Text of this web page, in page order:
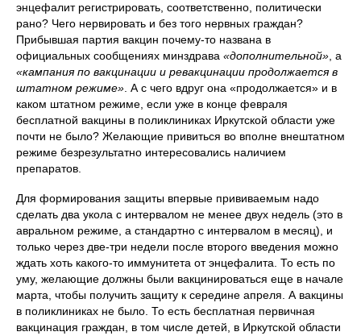
энцефалит регистрировать, соответственно, политически
рано? Чего нервировать и без того нервных граждан?
Прибывшая партия вакцин почему-то названа в
официальных сообщениях минздрава «дополнительной» , а
«кампания по вакцинации и ревакцинации продолжается в
штатном режиме» . А с чего вдруг она «продолжается» и в
каком штатном режиме, если уже в конце февраля
бесплатной вакцины в поликлиниках Иркутской области уже
почти не было? Желающие привиться во вполне внештатном
режиме безрезультатно интересовались наличием
препаратов.
Для формирования защиты впервые прививаемым надо
сделать два укола с интервалом не менее двух недель (это в
авральном режиме, а стандартно с интервалом в месяц), и
только через две-три недели после второго введения можно
ждать хоть какого-то иммунитета от энцефалита. То есть по
уму, желающие должны были вакцинироваться еще в начале
марта, чтобы получить защиту к середине апреля. А вакцины
в поликлиниках не было. То есть бесплатная первичная
вакцинация граждан, в том числе детей, в Иркутской области